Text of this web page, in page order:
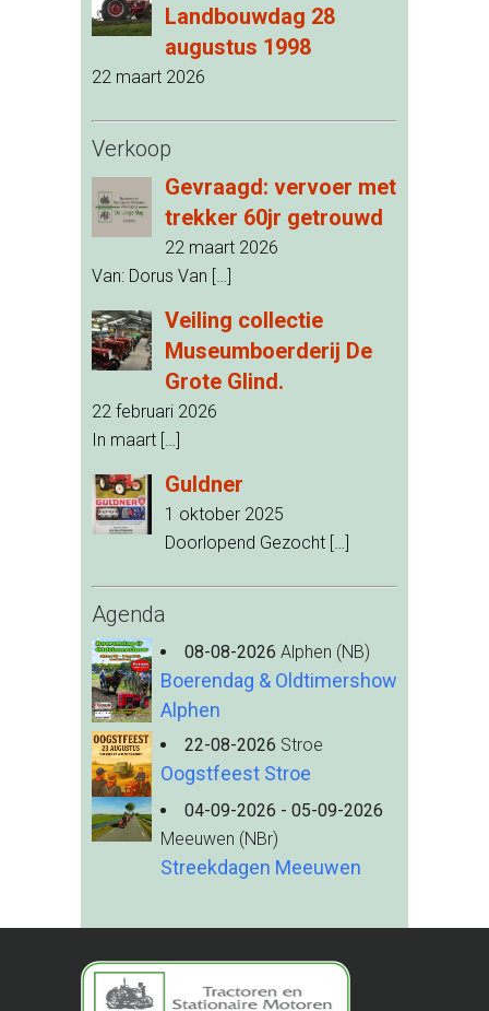
Landbouwdag 28
augustus 1998
22 maart 2026
Verkoop
Gevraagd: vervoer met
trekker 60jr getrouwd
22 maart 2026
Van: Dorus Van […]
Veiling collectie
Museumboerderij De
Grote Glind.
22 februari 2026
In maart […]
Guldner
1 oktober 2025
Doorlopend Gezocht […]
Agenda
08-08-2026 Alphen (NB)
Boerendag & Oldtimershow
Alphen
22-08-2026 Stroe
Oogstfeest Stroe
04-09-2026 - 05-09-2026
Meeuwen (NBr)
Streekdagen Meeuwen